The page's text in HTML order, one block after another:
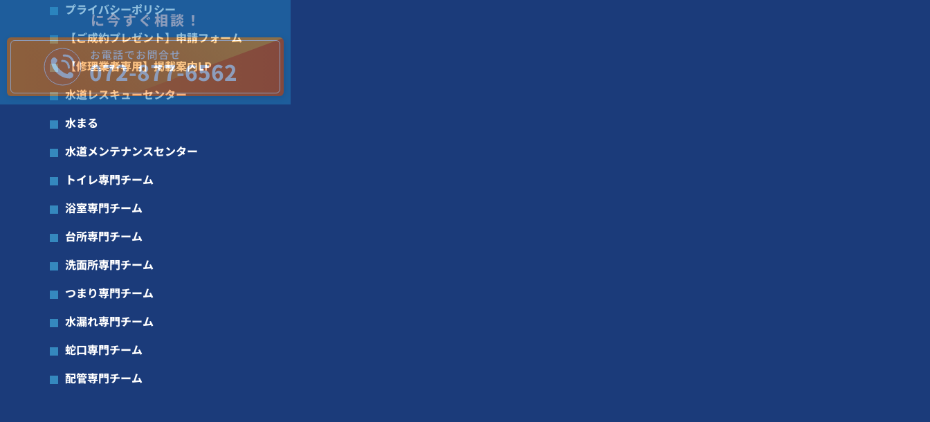
に今すぐ相談！
072-877-6562
プライバシーポリシー
【ご成約プレゼント】申請フォーム
【修理業者専用】掲載案内LP
水道レスキューセンター
水まる
水道メンテナンスセンター
トイレ専門チーム
浴室専門チーム
台所専門チーム
洗面所専門チーム
つまり専門チーム
水漏れ専門チーム
蛇口専門チーム
配管専門チーム